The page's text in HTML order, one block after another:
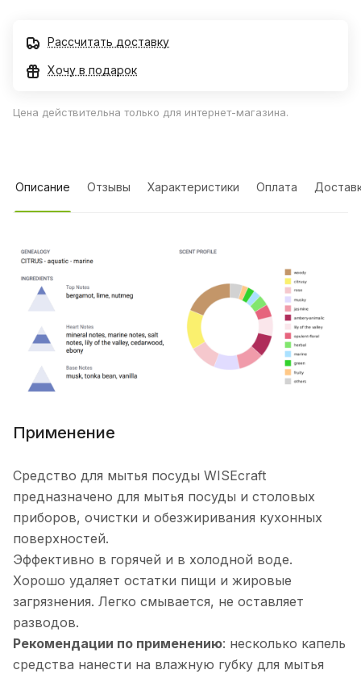
Рассчитать доставку
Хочу в подарок
Цена действительна только для интернет-магазина.
Описание Отзывы Характеристики Оплата
Применение
Средство для мытья посуды WISEcraft
предназначено для мытья посуды и столовых
приборов, очистки и обезжиривания кухонных
поверхностей.
Эффективно в горячей и в холодной воде.
Хорошо удаляет остатки пищи и жировые
загрязнения. Легко смывается, не оставляет
разводов.
Рекомендации по применению: несколько капель
средства нанести на влажную губку для мытья